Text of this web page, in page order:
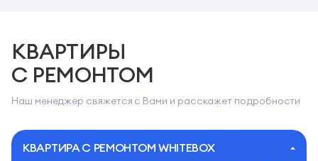
КВАРТИРЫ
С РЕМОНТОМ
Наш менеджер свяжется с Вами и расскажет подробности
КВАРТИРА С РЕМОНТОМ WHITEBOX